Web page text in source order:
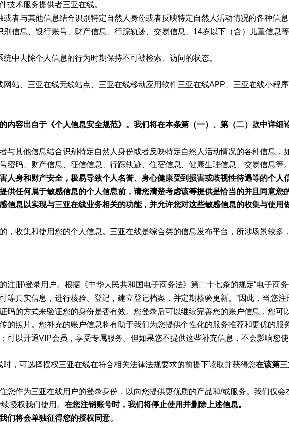
技术服务提供者三亚在线。
者与其他信息结合识别特定自然人身份或者反映特定自然人活动情况的各种信息
信息、银行账号、财产信息、行踪轨迹、交易信息、14岁以下（含）儿童信息
中去除个人信息的行为时期保持不可被检索、访问的状态。
站、三亚在线无线站点、三亚在线移动应用软件三亚在线APP、三亚在线小程序
内容出自于《个人信息安全规范》。我们将在本条第（一）、第（二）款中详细
与其他信息结合识别特定自然人身份或者反映特定自然人活动情况的各种信息，
码、财产信息、征信信息、行踪轨迹、住宿信息、健康生理信息、交易信息等。
人身和财产安全，极易导致个人名誉、身心健康受到损害或歧视性待遇等的个人
供任何属于敏感信息的个人信息前，请您清楚考虑该等提供是恰当的并且同意
信息以实现与三亚在线业务相关的功能，并允许您对这些敏感信息的收集与使用
，收集和使用您的个人信息。三亚在线是综合类的信息发布平台，所涉场景较
注册\登录用户。根据《中华人民共和国电子商务法》第二十七条的规定“电子商
等真实信息，进行核验、登记，建立登记档案，并定期核验更新。”因此，当您
码的方式来验证您的身份是否有效。您登录后可以继续完善您的账户信息，您可
的照片。您补充的账户信息将有助于我们为您提供个性化的服务推荐和更优的服
以开通VIP会员，享受专属服务。但如果您不提供这些补充信息，不会影响您使
，可选择授权三亚在线在符合相关法律法规要求的前提下读取并获得您在该第
您作为三亚在线用户的登录身份，以向您提供更优质的产品和/或服务。我们仅
授权我们使用。 在您注销账号时，我们将停止使用并删除上述信息。
们将会单独征得您的授权同意。